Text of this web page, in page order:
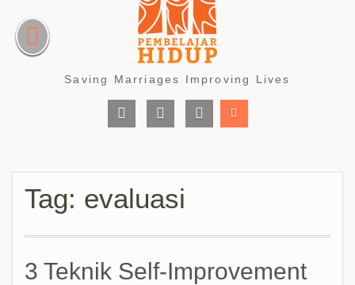
content
Saving Marriages Improving Lives
Tag: evaluasi
3 Teknik Self-Improvement